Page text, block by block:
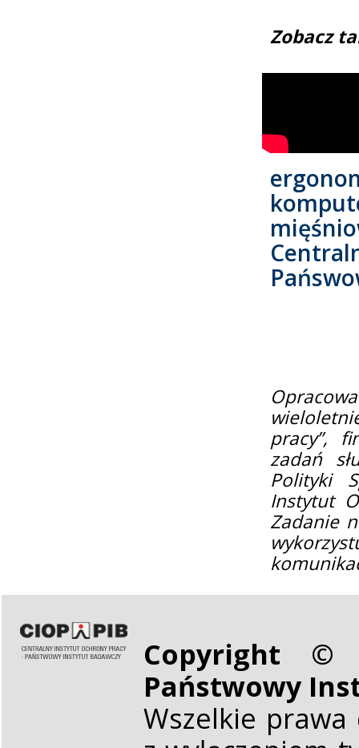
Zobacz
pracy”,
zadań
Polityki
Instytut
Zadanie
Copyright ©
Państwowy
Wszelkie